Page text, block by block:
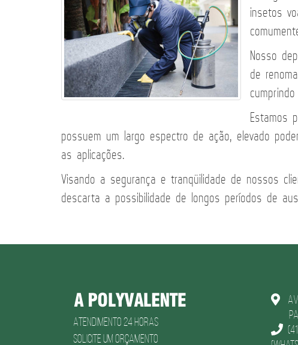
insetos
Nosso
de
Estamos
possuem um largo espectro de ação, elevado
as aplicações.
Visando a segurança e tranqüilidade de nossos
descarta a possibilidade de longos períodos de
Atendimento 24 horas
Solicite um Orçamento